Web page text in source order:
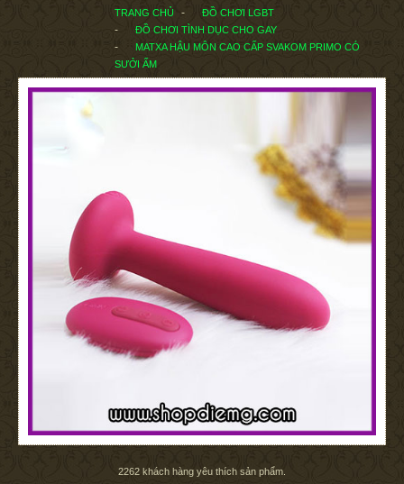
TRANG CHỦ
ĐỒ CHƠI LGBT
ĐỒ CHƠI TÌNH DỤC CHO GAY
MATXA HẬU MÔN CAO CẤP SVAKOM PRIMO CÓ
SƯỞI ẤM
2262 khách hàng yêu thích sản phẩm.